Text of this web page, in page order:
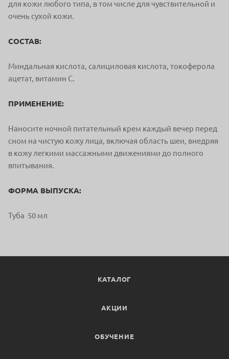
для кожи любого типа, в том числе для чувствительной и
очень сухой кожи.
СОСТАВ:
Миндальная кислота, салициловая кислота, токоферола
ацетат, витамин С.
ПРИМЕНЕНИЕ:
Наносите ночной питательный крем каждый вечер перед
сном на чистую кожу лица, включая область шеи, внедряя
в кожу легкими массажными движениями до полного
впитывания.
ФОРМА ВЫПУСКА:
Туба 50 мл
КАТАЛОГ
АКЦИИ
ОБУЧЕНИЕ